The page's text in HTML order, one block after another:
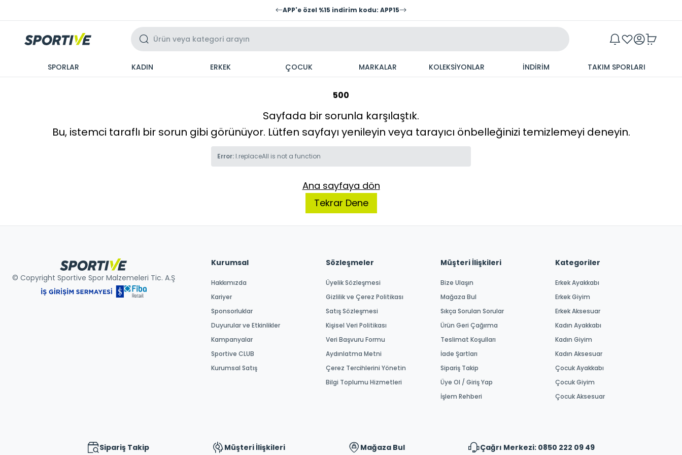
APP'e özel %15 indirim kodu: APP15
SPORLAR KADIN ERKEK ÇOCUK MARKALAR KOLEKSİYONLAR İNDİRİM TAKIM SPORLARI
500
Sayfada bir sorunla karşılaştık.
Bu, istemci taraflı bir sorun gibi görünüyor. Lütfen sayfayı yenileyin veya tarayıcı önbelleğinizi temizlemeyi deneyin.
Error: l.replaceAll is not a function
Ana sayfaya dön
Tekrar Dene
© Copyright Sportive Spor Malzemeleri Tic. A.Ş
Kurumsal
Hakkımızda
Kariyer
Sponsorluklar
Duyurular ve Etkinlikler
Kampanyalar
Sportive CLUB
Kurumsal Satış
Sözleşmeler
Üyelik Sözleşmesi
Gizlilik ve Çerez Politikası
Satış Sözleşmesi
Kişisel Veri Politikası
Veri Başvuru Formu
Aydınlatma Metni
Çerez Tercihlerini Yönetin
Bilgi Toplumu Hizmetleri
Müşteri İlişkileri
Bize Ulaşın
Mağaza Bul
Sıkça Sorulan Sorular
Ürün Geri Çağırma
Teslimat Koşulları
İade Şartları
Sipariş Takip
Üye Ol / Giriş Yap
İşlem Rehberi
Kategoriler
Erkek Ayakkabı
Erkek Giyim
Erkek Aksesuar
Kadın Ayakkabı
Kadın Giyim
Kadın Aksesuar
Çocuk Ayakkabı
Çocuk Giyim
Çocuk Aksesuar
Sipariş Takip Müşteri İlişkileri Mağaza Bul Çağrı Merkezi: 0850 222 09 49